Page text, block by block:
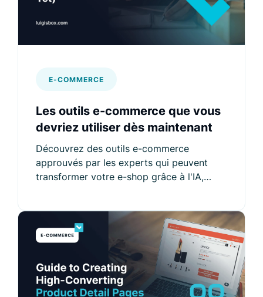
E-COMMERCE
Les outils e-commerce que vous
devriez utiliser dès maintenant
Découvrez des outils e-commerce
approuvés par les experts qui peuvent
transformer votre e-shop grâce à l'IA,